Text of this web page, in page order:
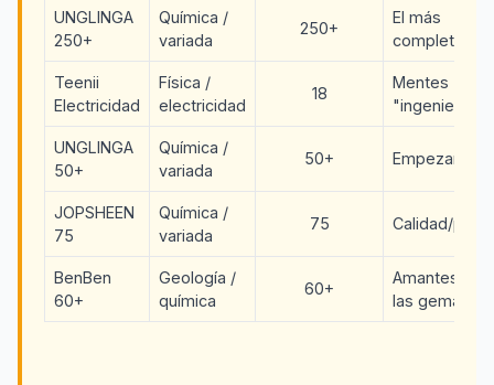
UNGLINGA
250+
Química /
variada
250+
El más
completo
Teenii
Electricidad
Física /
electricidad
18
Mentes
"ingenieras"
UNGLINGA
50+
Química /
variada
50+ Empezar
JOPSHEEN
75
Química /
variada
75 Calidad/
BenBen
60+
Geología /
química
60+
Amantes de
las gemas